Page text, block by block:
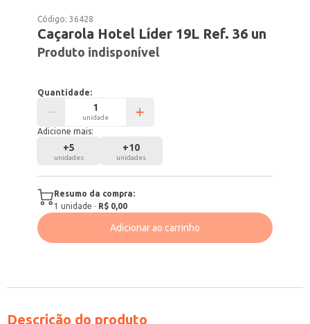
Código:36428
Caçarola Hotel Líder 19L Ref. 36 un
Produto indisponível
Quantidade:
unidade
Adicione mais:
+5
unidades
+10
unidades
Resumo da compra:
1 unidade · R$ 0,00
Adicionar ao carrinho
Descrição do produto